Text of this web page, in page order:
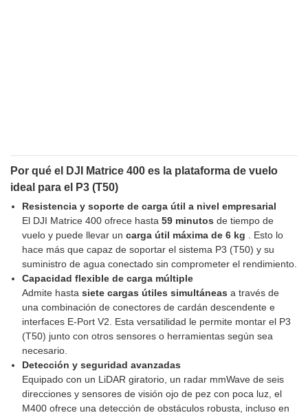
Por qué el DJI Matrice 400 es la plataforma de vuelo
ideal para el P3 (T50)
Resistencia y soporte de carga útil a nivel empresarial
El DJI Matrice 400 ofrece hasta 59 minutos de tiempo de
vuelo y puede llevar un carga útil máxima de 6 kg . Esto lo
hace más que capaz de soportar el sistema P3 (T50) y su
suministro de agua conectado sin comprometer el rendimiento.
Capacidad flexible de carga múltiple
Admite hasta siete cargas útiles simultáneas a través de
una combinación de conectores de cardán descendente e
interfaces E-Port V2. Esta versatilidad le permite montar el P3
(T50) junto con otros sensores o herramientas según sea
necesario.
Detección y seguridad avanzadas
Equipado con un LiDAR giratorio, un radar mmWave de seis
direcciones y sensores de visión ojo de pez con poca luz, el
M400 ofrece una detección de obstáculos robusta, incluso en